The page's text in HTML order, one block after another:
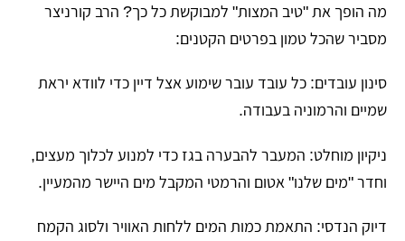
​מה הופך את "טיב המצות" למבוקשת כל כך? הרב קורניצר
מסביר שהכל טמון בפרטים הקטנים:
​סינון עובדים: כל עובד עובר שימוע אצל דיין כדי לוודא יראת
שמיים והרמוניה בעבודה.
​ניקיון מוחלט: המעבר להבערה בגז כדי למנוע לכלוך מעצים,
וחדר "מים שלנו" אטום והרמטי המקבל מים היישר מהמעיין.
​דיוק הנדסי: התאמת כמות המים ללחות האוויר ולסוג הקמח